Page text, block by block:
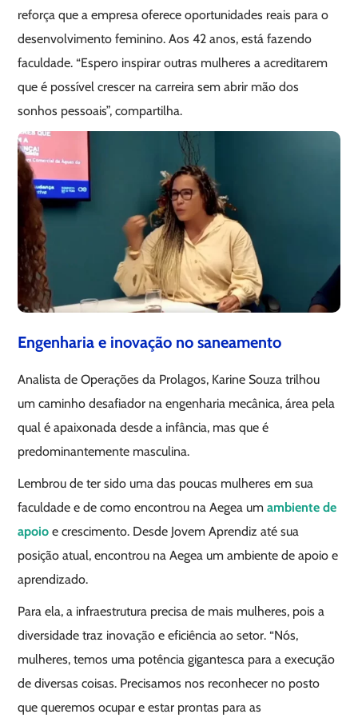
reforça que a empresa oferece oportunidades reais para o
desenvolvimento feminino. Aos 42 anos, está fazendo
faculdade. “Espero inspirar outras mulheres a acreditarem
que é possível crescer na carreira sem abrir mão dos
sonhos pessoais”, compartilha.
Engenharia e inovação no saneamento
Analista de Operações da Prolagos, Karine Souza trilhou
um caminho desafiador na engenharia mecânica, área pela
qual é apaixonada desde a infância, mas que é
predominantemente masculina.
Lembrou de ter sido uma das poucas mulheres em sua
faculdade e de como encontrou na Aegea umambiente de
apoio e crescimento. Desde Jovem Aprendiz até sua
posição atual, encontrou na Aegea um ambiente de apoio e
aprendizado.
Para ela, a infraestrutura precisa de mais mulheres, pois a
diversidade traz inovação e eficiência ao setor. “Nós,
mulheres, temos uma potência gigantesca para a execução
de diversas coisas. Precisamos nos reconhecer no posto
que queremos ocupar e estar prontas para as